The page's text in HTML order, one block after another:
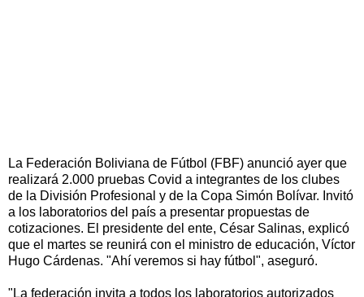
La Federación Boliviana de Fútbol (FBF) anunció ayer que
realizará 2.000 pruebas Covid a integrantes de los clubes
de la División Profesional y de la Copa Simón Bolívar. Invitó
a los laboratorios del país a presentar propuestas de
cotizaciones. El presidente del ente, César Salinas, explicó
que el martes se reunirá con el ministro de educación, Víctor
Hugo Cárdenas. "Ahí veremos si hay fútbol", aseguró.
"La federación invita a todos los laboratorios autorizados